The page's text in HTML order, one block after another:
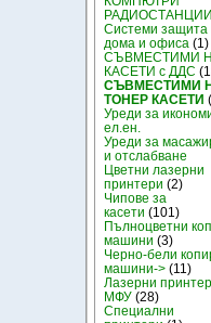
РАДИОСТАНЦИИ
Системи защита
дома и офиса (1)
СЪВМЕСТИМИ
КАСЕТИ с ДДС
СЪВМЕСТИМИ
ТОНЕР КАСЕТИ
Уреди за
ел.ен.
Уреди за
и отслабване
Цветни лазерни
принтери (2)
Чипове за
касети (101)
Пълноцветни
машини (3)
Черно-бели
машини-> (11)
Лазерни
МФУ (28)
Специални